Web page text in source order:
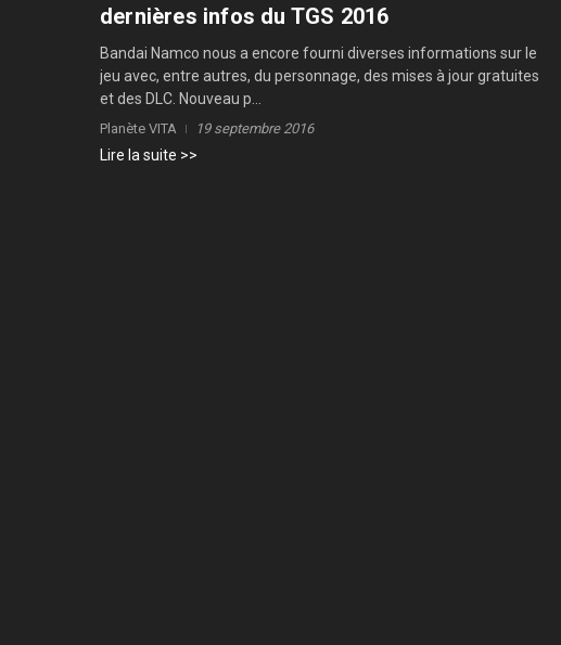
dernières infos du TGS 2016
Bandai Namco nous a encore fourni diverses informations sur le
jeu avec, entre autres, du personnage, des mises à jour gratuites
et des DLC. Nouveau p...
Planète VITA 19 septembre 2016
Lire la suite >>